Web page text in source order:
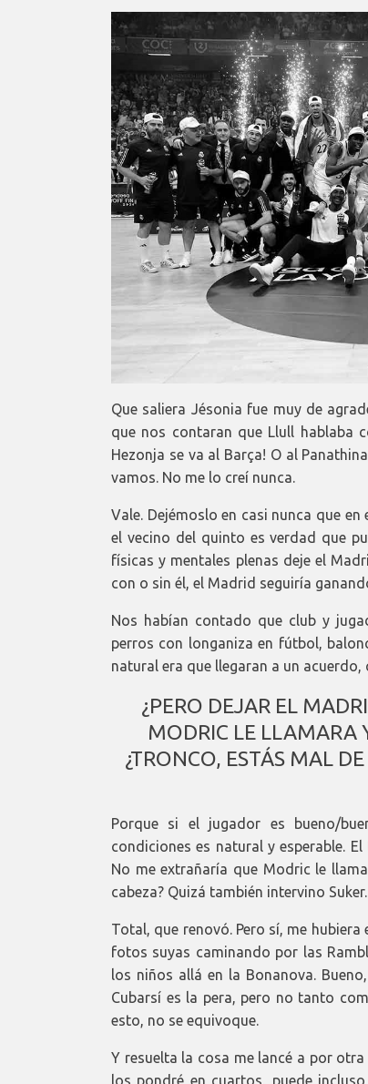
Que saliera Jésonia fue muy de
que nos contaran que Llull hablaba
Hezonja se va al Barça! O al
vamos. No me lo creí nunca.
Vale. Dejémoslo en casi nunca que
el vecino del quinto es verdad que
físicas y mentales plenas deje el
con o sin él, el Madrid seguiría
Nos habían contado que club y
perros con longaniza en fútbol,
natural era que llegaran a un
¿PERO DEJAR EL
MODRIC LE LLAMARA
¿TRONCO, ESTÁS MAL
Porque si el jugador es bueno/
condiciones es natural y esperable.
No me extrañaría que Modric le
cabeza? Quizá también intervino Suker.
Total, que renovó. Pero sí, me
fotos suyas caminando por las
los niños allá en la Bonanova.
Cubarsí es la pera, pero no tanto
esto, no se equivoque.
Y resuelta la cosa me lancé a por